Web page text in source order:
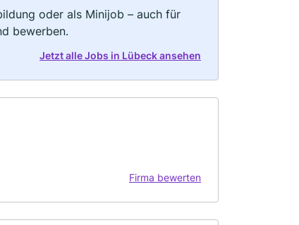
oder als Minijob – auch für
bewerben.
Jetzt alle Jobs in Lübeck ansehen
Firma bewerten